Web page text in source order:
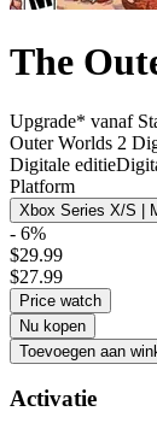
The
Upgrade* vanaf
Outer Worlds 2
Digitale editie
Platform
Xbox Series X/S |
- 6%
$29.99
$27.99
Price watch
Nu kopen
Toevoegen aan
Activatie